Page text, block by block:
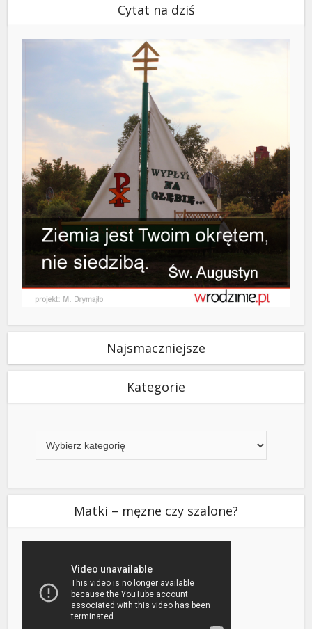
Cytat na dziś
Najsmaczniejsze
Kategorie
Matki – męzne czy szalone?